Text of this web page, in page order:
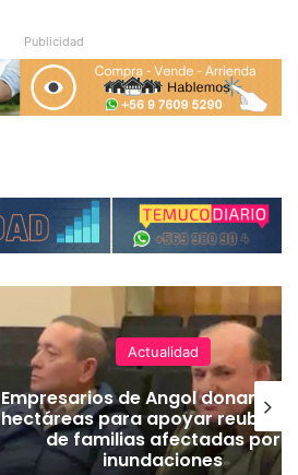
Publicidad
Actualidad
Empresarios de Angol donan
hectáreas para apoyar
de familias afectadas por
inundaciones